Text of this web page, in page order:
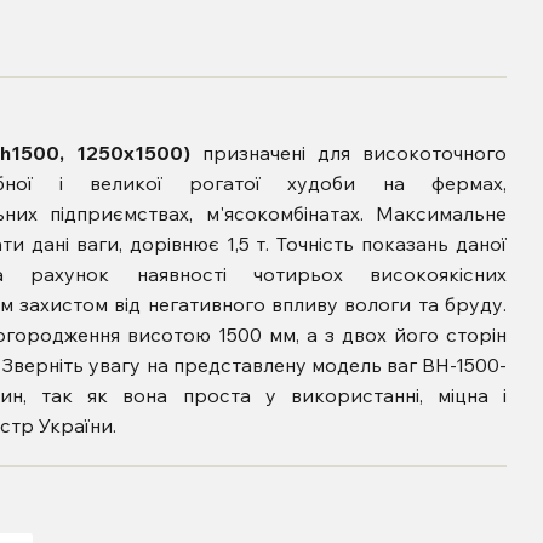
1250x1500) призначені для високоточного
і великої рогатої худоби на фермах,
підприємствах, м'ясокомбінатах. Максимальне
дані ваги, дорівнює 1,5 т. Точність показань даної
наявності чотирьох високоякісних
захистом від негативного впливу вологи та бруду.
висотою 1500 мм, а з двох його сторін
увагу на представлену модель ваг ВН-1500-
так як вона проста у використанні, міцна і
України.